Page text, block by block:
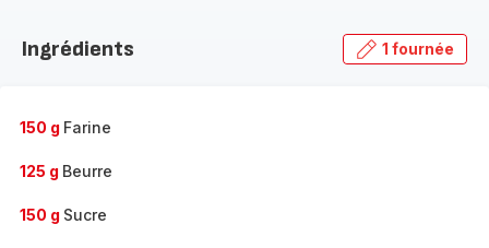
gamme
Ingrédients 1 fournée
150 g Farine
125 g Beurre
150 g Sucre